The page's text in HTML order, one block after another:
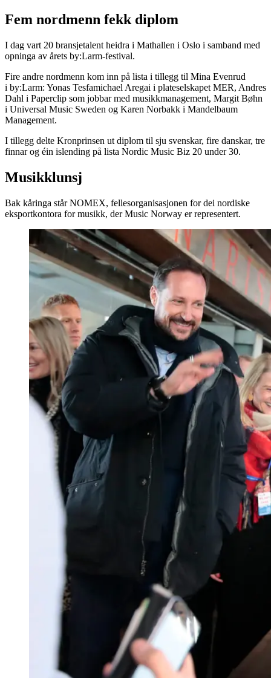
Fem nordmenn fekk diplom
I dag vart 20 bransjetalent heidra i Mathallen i Oslo i samband med
opninga av årets by:Larm-festival.
Fire andre nordmenn kom inn på lista i tillegg til Mina Evenrud
i by:Larm: Yonas Tesfamichael Aregai i plateselskapet MER, Andres
Dahl i Paperclip som jobbar med musikkmanagement, Margit Bøhn
i Universal Music Sweden og Karen Norbakk i Mandelbaum
Management.
I tillegg delte Kronprinsen ut diplom til sju svenskar, fire danskar, tre
finnar og éin islending på lista Nordic Music Biz 20 under 30.
Musikklunsj
Bak kåringa står NOMEX, fellesorganisasjonen for dei nordiske
eksportkontora for musikk, der Music Norway er representert.